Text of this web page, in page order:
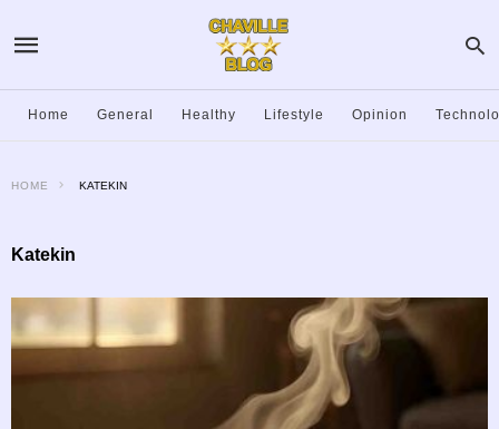
Home General Healthy Lifestyle Opinion
HOME KATEKIN
Katekin